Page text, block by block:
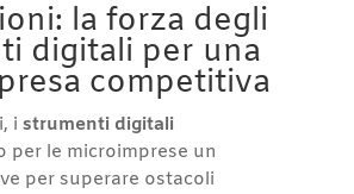
la forza degli
digitali per una
competitiva
i strumenti digitali
per le microimprese un
per superare ostacoli